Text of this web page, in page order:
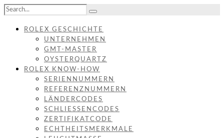
ROLEX GESCHICHTE
UNTERNEHMEN
GMT-MASTER
OYSTERQUARTZ
ROLEX KNOW-HOW
SERIENNUMMERN
REFERENZNUMMERN
LÄNDERCODES
SCHLIESSENCODES
ZERTIFIKATCODE
ECHTHEITSMERKMALE